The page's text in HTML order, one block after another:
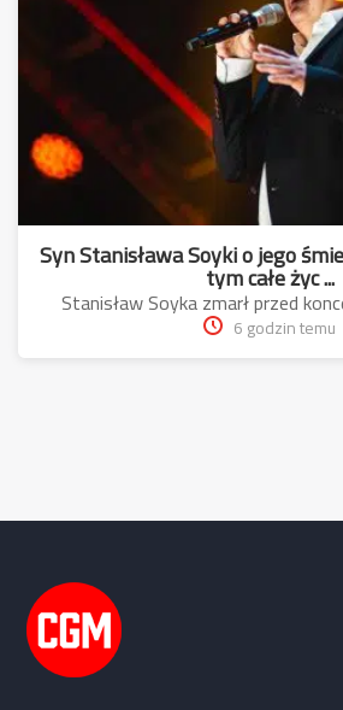
Syn Stanisława Soyki o jego
tym całe życ ...
Stanisław Soyka zmarł przed
6 godzin temu